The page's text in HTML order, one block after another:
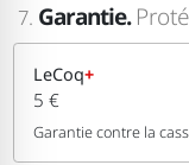
7. Garantie.
LeCoq+
5 €
Garantie contre la